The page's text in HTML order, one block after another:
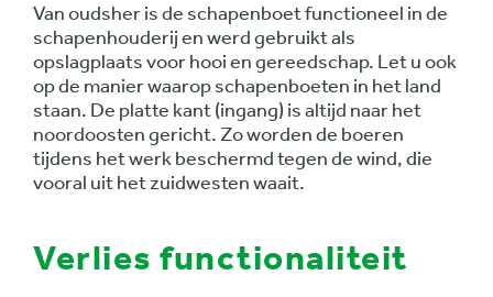
Van oudsher is de schapenboet functioneel in de
schapenhouderij en werd gebruikt als
opslagplaats voor hooi en gereedschap. Let u ook
op de manier waarop schapenboeten in het land
staan. De platte kant (ingang) is altijd naar het
noordoosten gericht. Zo worden de boeren
tijdens het werk beschermd tegen de wind, die
vooral uit het zuidwesten waait.
Verlies functionaliteit